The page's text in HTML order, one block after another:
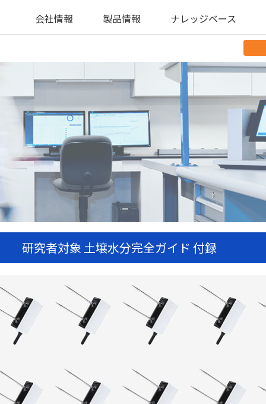
会社情報 製品情報 ナレッジベース
研究者対象 土壌水分完全ガイド 付録